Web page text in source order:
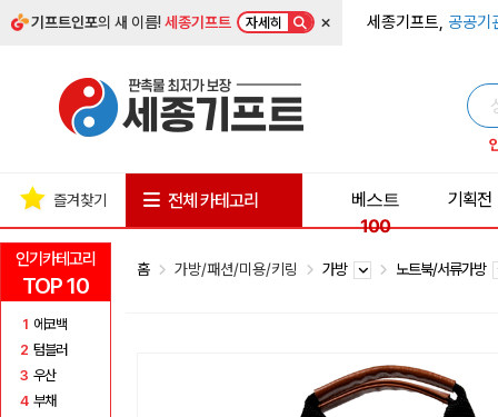
기프트인포의 새 이름!세종기프트 자세히 × 세종기프트, 공공기
인기카테고리
TOP 10
1 에코백
2 텀블러
3 우산
4 부채
즐겨찾기 전체 카테고리
베스트
100
기획전
홈 가방/패션/미용/키링 가방 노트북/서류가방